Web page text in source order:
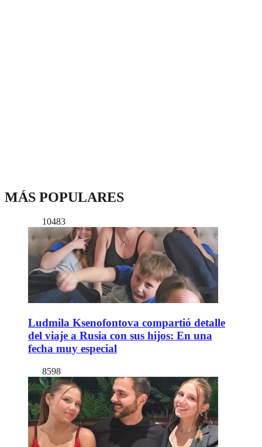
MÁS POPULARES
10483
Ludmila Ksenofontova compartió detalle
del viaje a Rusia con sus hijos: En una
fecha muy especial
8598